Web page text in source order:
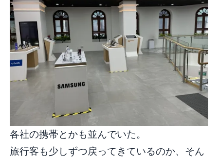
各社の携帯とかも並んでいた。
旅行客も少しずつ戻ってきているのか、そん